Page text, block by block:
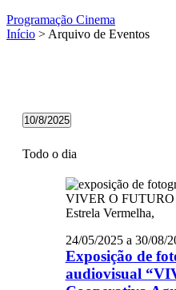
Programação Cinema
Início > Arquivo de Eventos
Eventos
for
10/08/2025
10/8/2025
a
data.
Todo o dia
Exposição de
audiovisual
24/05/2025a 30/08/